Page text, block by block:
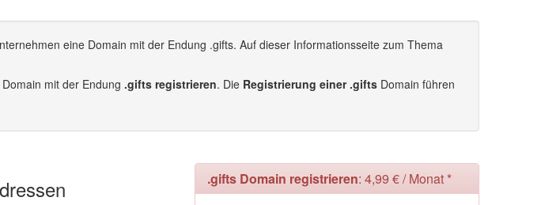
eine Domain mit der Endung .gifts. Auf dieser Informationsseite zum Thema
mit der Endung .gifts registrieren. Die Registrierung einer .gifts Domain führen
.gifts Domain registrieren: 4,99 € / Monat *